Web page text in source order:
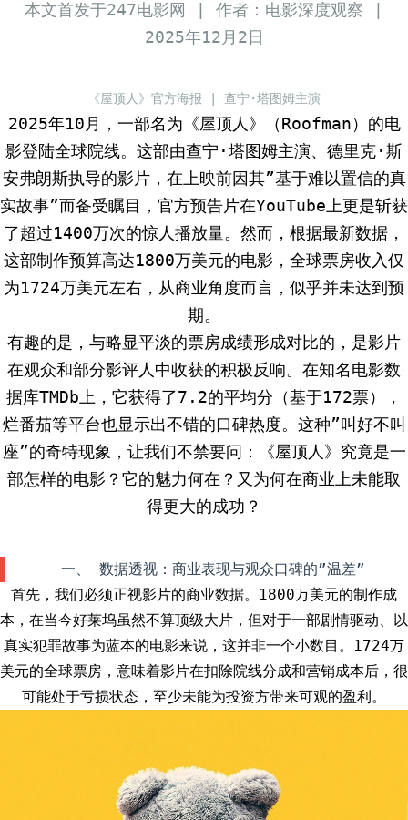
本文首发于247电影网 | 作者：电影深度观察 |
2025年12月2日
《屋顶人》官方海报 | 查宁·塔图姆主演
2025年10月，一部名为《屋顶人》（Roofman）的电
影登陆全球院线。这部由查宁·塔图姆主演、德里克·斯
安弗朗斯执导的影片，在上映前因其”基于难以置信的真
实故事”而备受瞩目，官方预告片在YouTube上更是斩获
了超过1400万次的惊人播放量。然而，根据最新数据，
这部制作预算高达1800万美元的电影，全球票房收入仅
为1724万美元左右，从商业角度而言，似乎并未达到预
期。
有趣的是，与略显平淡的票房成绩形成对比的，是影片
在观众和部分影评人中收获的积极反响。在知名电影数
据库TMDb上，它获得了7.2的平均分（基于172票），
烂番茄等平台也显示出不错的口碑热度。这种”叫好不叫
座”的奇特现象，让我们不禁要问：《屋顶人》究竟是一
部怎样的电影？它的魅力何在？又为何在商业上未能取
得更大的成功？
一、 数据透视：商业表现与观众口碑的”温差”
首先，我们必须正视影片的商业数据。1800万美元的制作成
本，在当今好莱坞虽然不算顶级大片，但对于一部剧情驱动、以
真实犯罪故事为蓝本的电影来说，这并非一个小数目。1724万
美元的全球票房，意味着影片在扣除院线分成和营销成本后，很
可能处于亏损状态，至少未能为投资方带来可观的盈利。